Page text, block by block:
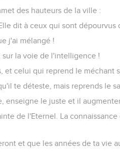
des hauteurs de la ville :
dit à ceux qui sont dépourvus
j'ai mélangé !
la voie de l'intelligence !
celui qui reprend le méchant
te déteste, mais reprends le
enseigne le juste et il
de l'Eternel. La
et que les années de ta vie